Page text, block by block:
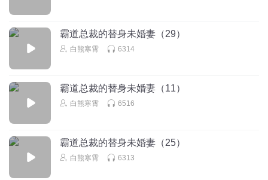
霸道总裁的替身未婚妻（29）
白熊寒霄 6314
霸道总裁的替身未婚妻（11）
白熊寒霄 6516
霸道总裁的替身未婚妻（25）
白熊寒霄 6313